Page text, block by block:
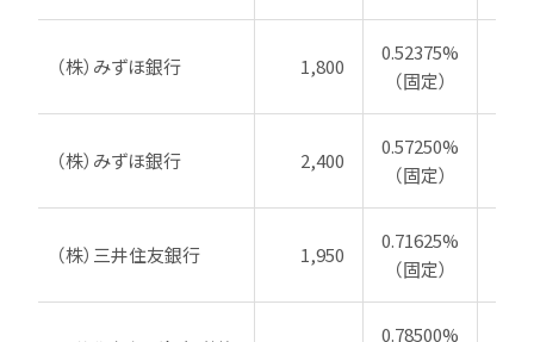
（株）みずほ銀行 1,800
0.52375%
（固定）
（株）みずほ銀行 2,400
0.57250%
（固定）
（株）三井住友銀行 1,950
0.71625%
（固定）
0.78500%